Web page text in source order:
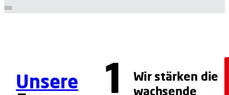
Unsere
Wir stärken die
wachsende